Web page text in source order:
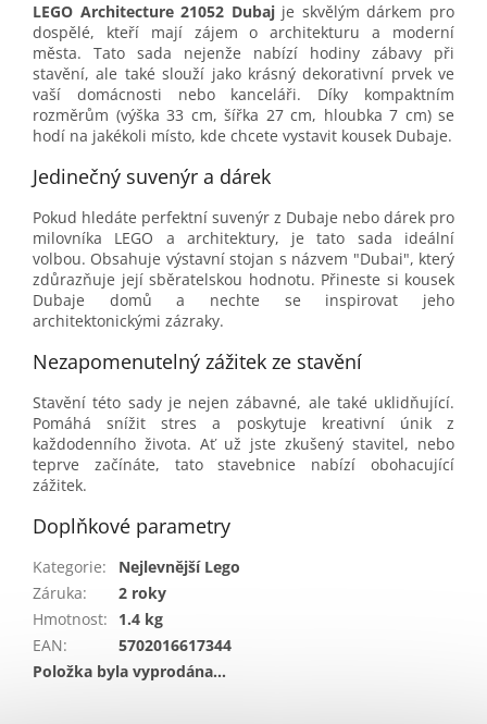
LEGO Architecture 21052 Dubajje skvělým dárkem pro
dospělé, kteří mají zájem o architekturu a moderní
města. Tato sada nejenže nabízí hodiny zábavy při
stavění, ale také slouží jako krásný dekorativní prvek ve
vaší domácnosti nebo kanceláři. Díky kompaktním
rozměrům (výška 33 cm, šířka 27 cm, hloubka 7 cm) se
hodí na jakékoli místo, kde chcete vystavit kousek Dubaje.
Jedinečný suvenýr a dárek
Pokud hledáte perfektní suvenýr z Dubaje nebo dárek pro
milovníka LEGO a architektury, je tato sada ideální
volbou. Obsahuje výstavní stojan s názvem "Dubai", který
zdůrazňuje její sběratelskou hodnotu. Přineste si kousek
Dubaje domů a nechte se inspirovat jeho
architektonickými zázraky.
Nezapomenutelný zážitek ze stavění
Stavění této sady je nejen zábavné, ale také uklidňující.
Pomáhá snížit stres a poskytuje kreativní únik z
každodenního života. Ať už jste zkušený stavitel, nebo
teprve začínáte, tato stavebnice nabízí obohacující
zážitek.
Doplňkové parametry
Kategorie:
Nejlevnější Lego
Záruka:
2 roky
Hmotnost:
1.4 kg
EAN:
5702016617344
Položka byla vyprodána…